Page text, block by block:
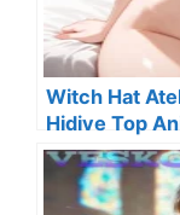
Witch Hat
Hidive Top